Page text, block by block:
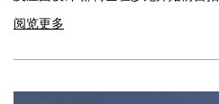
阅览更多